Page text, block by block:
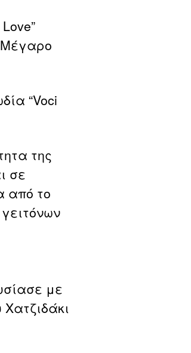
Μέγαρο
“Voci
της
σε
από το
με